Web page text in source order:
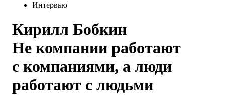
Интервью
Кирилл Бобкин
Не компании работают
с компаниями, а люди
работают с людьми